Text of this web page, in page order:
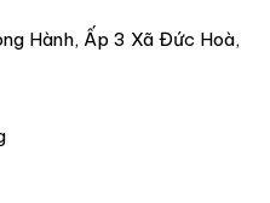
Hành, Ấp 3 Xã Đức Hoà,